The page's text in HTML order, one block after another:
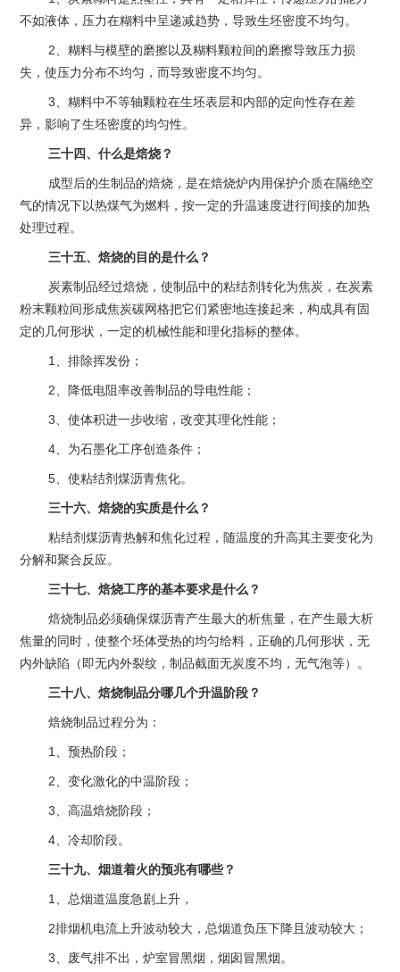
不如液体，压力在糊料中呈递减趋势，导致生坯密度不均匀。
2、糊料与模壁的磨擦以及糊料颗粒间的磨擦导致压力损
失，使压力分布不均匀，而导致密度不均匀。
3、糊料中不等轴颗粒在生坯表层和内部的定向性存在差
异，影响了生坯密度的均匀性。
三十四、什么是焙烧？
成型后的生制品的焙烧，是在焙烧炉内用保护介质在隔绝空
气的情况下以热煤气为燃料，按一定的升温速度进行间接的加热
处理过程。
三十五、焙烧的目的是什么？
炭素制品经过焙烧，使制品中的粘结剂转化为焦炭，在炭素
粉末颗粒间形成焦炭碳网格把它们紧密地连接起来，构成具有固
定的几何形状，一定的机械性能和理化指标的整体。
1、排除挥发份；
2、降低电阻率改善制品的导电性能；
3、使体积进一步收缩，改变其理化性能；
4、为石墨化工序创造条件；
5、使粘结剂煤沥青焦化。
三十六、焙烧的实质是什么？
粘结剂煤沥青热解和焦化过程，随温度的升高其主要变化为
分解和聚合反应。
三十七、焙烧工序的基本要求是什么？
焙烧制品必须确保煤沥青产生最大的析焦量，在产生最大析
焦量的同时，使整个坯体受热的均匀给料，正确的几何形状，无
内外缺陷（即无内外裂纹，制品截面无炭度不均，无气泡等）。
三十八、焙烧制品分哪几个升温阶段？
焙烧制品过程分为：
1、预热阶段；
2、变化激化的中温阶段；
3、高温焙烧阶段；
4、冷却阶段。
三十九、烟道着火的预兆有哪些？
1、总烟道温度急剧上升，
2排烟机电流上升波动较大，总烟道负压下降且波动较大；
3、废气排不出，炉室冒黑烟，烟囱冒黑烟。